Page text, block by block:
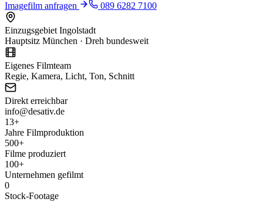
Imagefilm anfragen 089 6282 7100
Einzugsgebiet Ingolstadt
Hauptsitz München · Dreh bundesweit
Eigenes Filmteam
Regie, Kamera, Licht, Ton, Schnitt
Direkt erreichbar
info@desativ.de
13+
Jahre Filmproduktion
500+
Filme produziert
100+
Unternehmen gefilmt
0
Stock-Footage